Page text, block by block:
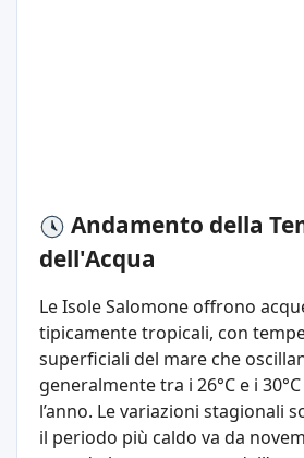
Andamento della
dell'Acqua
Le Isole Salomone offrono
tipicamente tropicali, con
superficiali del mare che
generalmente tra i 26°C e i
l’anno. Le variazioni stagionali
il periodo più caldo va da